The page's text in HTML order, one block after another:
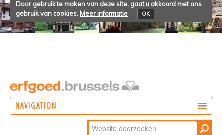
Door gebruik te maken van deze site, gaat u akkoord met ons
gebruik van cookies. Meer informatie OK
NAVIGATION
Zoek